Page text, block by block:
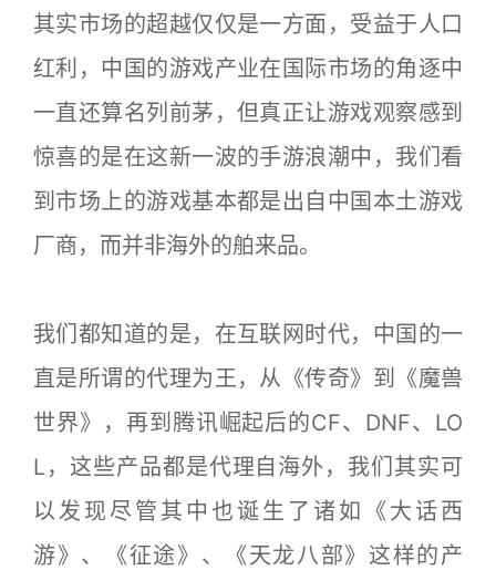
其实市场的超越仅仅是一方面，受益于人口
红利，中国的游戏产业在国际市场的角逐中
一直还算名列前茅，但真正让游戏观察感到
惊喜的是在这新一波的手游浪潮中，我们看
到市场上的游戏基本都是出自中国本土游戏
厂商，而并非海外的舶来品。
我们都知道的是，在互联网时代，中国的一
直是所谓的代理为王，从《传奇》到《魔兽
世界》，再到腾讯崛起后的CF、DNF、LO
L，这些产品都是代理自海外，我们其实可
以发现尽管其中也诞生了诸如《大话西
游》、《征途》、《天龙八部》这样的产